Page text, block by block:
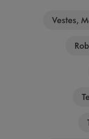
Vestes,